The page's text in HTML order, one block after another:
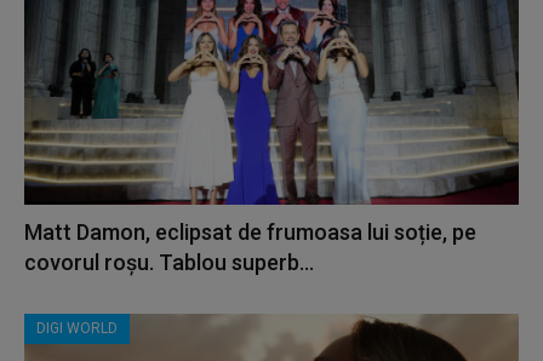
Matt Damon, eclipsat de frumoasa lui soție, pe
covorul roșu. Tablou superb...
DIGI WORLD